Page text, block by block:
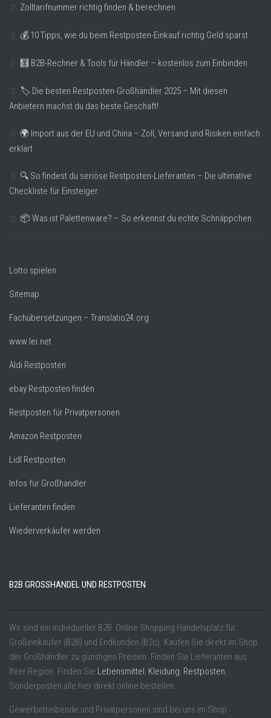
Zolltarifnummer richtig finden & berechnen
💰 10 Tipps, wie du beim Restposten-Einkauf richtig Geld sparst
🧮 B2B-Rechner & Tools für Händler – kostenlos zum Einbinden
🏷️ Die besten Restposten-Großhändler 2025 – Mit diesen
Anbietern machst du das beste Geschäft!
🌍 Import aus der EU und China – Zoll, Versand und Risiken einfach
erklärt
🔍 So findest du seriöse Restposten-Lieferanten – Die ultimative
Checkliste für Einsteiger
📦 Was ist Palettenware? – So erkennst du echte Schnäppchen
Lotto spielen
Sitemap
Fachübersetzungen – Translatio24.org
www.lei.net
Aldi Restposten
ebay Restposten finden
Restposten für Privatpersonen
Amazon Restposten
Lidl Restposten
Infos für Großhändler
Lieferanten finden
Wiederverkäufer werden
B2B GROSSHANDEL UND RESTPOSTEN
Wir sind ein individueller B2B Online Shopping Handelsplatz für
Großeinkäufer (B2B) und Endkunden (B2c). Kaufen Sie direkt im Shop
der Großhändler zu günstigen Preisen. Finden Sie Lieferanten aus
Ihrer Region. Finden Sie Lebensmittel , Kleidung, Restposten,
Sonderposten alle hier direkt online bestellen.
Gewerbetreibende und Privatpersonen sind bei uns im Shop